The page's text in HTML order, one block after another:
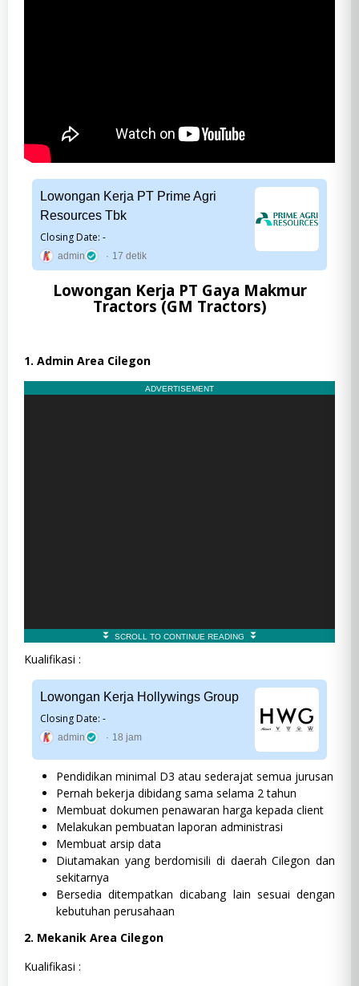
Lowongan Kerja PT Prime Agri
Resources Tbk
Closing Date: -
admin 17 detik
Lowongan Kerja PT Gaya Makmur
Tractors (GM Tractors)
1. Admin Area Cilegon
Kualifikasi :
Lowongan Kerja Hollywings Group
Closing Date: -
admin 18 jam
Pendidikan minimal D3 atau sederajat semua jurusan
Pernah bekerja dibidang sama selama 2 tahun
Membuat dokumen penawaran harga kepada client
Melakukan pembuatan laporan administrasi
Membuat arsip data
Diutamakan yang berdomisili di daerah Cilegon dan
sekitarnya
Bersedia ditempatkan dicabang lain sesuai dengan
kebutuhan perusahaan
2. Mekanik Area Cilegon
Kualifikasi :